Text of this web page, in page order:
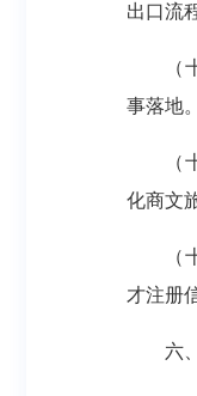
出口流
事落地
化商文
才注册
六